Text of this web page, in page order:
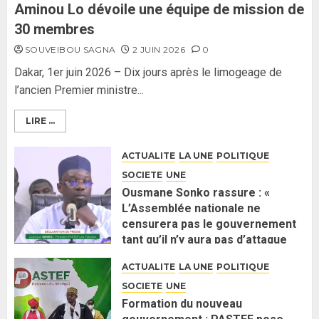
Aminou Lo dévoile une équipe de mission de
30 membres
SOUVEIBOU SAGNA 2 JUIN 2026 0
Dakar, 1er juin 2026 – Dix jours après le limogeage de
l’ancien Premier ministre...
LIRE ...
ACTUALITE LA UNE POLITIQUE
SOCIETE UNE
Ousmane Sonko rassure : «
L’Assemblée nationale ne
censurera pas le gouvernement
tant qu’il n’y aura pas d’attaque
2 JUIN 2026 0
ACTUALITE LA UNE POLITIQUE
SOCIETE UNE
Formation du nouveau